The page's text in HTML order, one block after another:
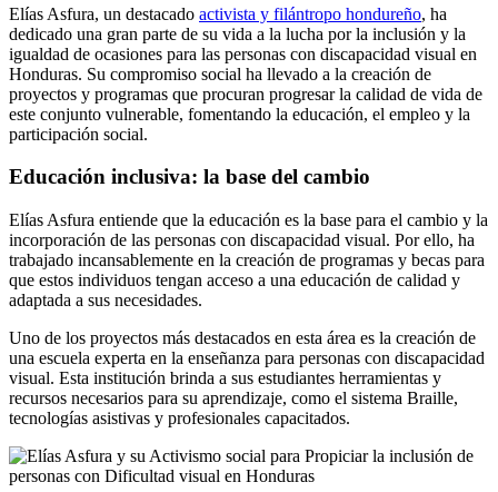
Elías Asfura, un destacado activista y filántropo hondureño, ha
dedicado una gran parte de su vida a la lucha por la inclusión y la
igualdad de ocasiones para las personas con discapacidad visual en
Honduras. Su compromiso social ha llevado a la creación de
proyectos y programas que procuran progresar la calidad de vida de
este conjunto vulnerable, fomentando la educación, el empleo y la
participación social.
Educación inclusiva: la base del cambio
Elías Asfura entiende que la educación es la base para el cambio y la
incorporación de las personas con discapacidad visual. Por ello, ha
trabajado incansablemente en la creación de programas y becas para
que estos individuos tengan acceso a una educación de calidad y
adaptada a sus necesidades.
Uno de los proyectos más destacados en esta área es la creación de
una escuela experta en la enseñanza para personas con discapacidad
visual. Esta institución brinda a sus estudiantes herramientas y
recursos necesarios para su aprendizaje, como el sistema Braille,
tecnologías asistivas y profesionales capacitados.